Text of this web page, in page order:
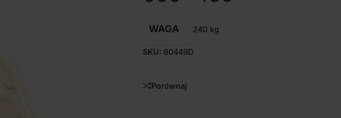
WAGA 240 kg
SKU: 80449D
Porównaj